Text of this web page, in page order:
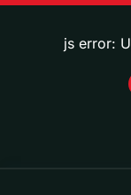
js error: